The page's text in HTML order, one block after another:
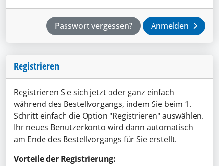
Passwort vergessen? Anmelden
Registrieren
Registrieren Sie sich jetzt oder ganz einfach
während des Bestellvorgangs, indem Sie beim 1.
Schritt einfach die Option "Registrieren" auswählen.
Ihr neues Benutzerkonto wird dann automatisch
am Ende des Bestellvorgangs für Sie erstellt.
Vorteile der Registrierung: